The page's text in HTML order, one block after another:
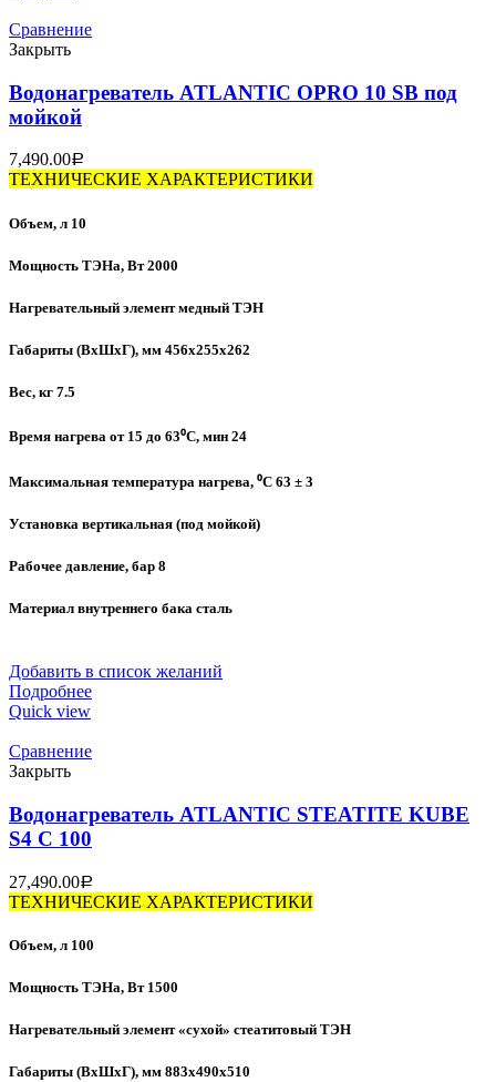
Сравнение
Закрыть
Водонагреватель ATLANTIC OPRO 10 SB под
мойкой
7,490.00Р
ТЕХНИЧЕСКИЕ ХАРАКТЕРИСТИКИ
Объем, л 10
Мощность ТЭНа, Вт 2000
Нагревательный элемент медный ТЭН
Габариты (ВхШхГ), мм 456х255х262
Вес, кг 7.5
Время нагрева от 15 до 63⁰C, мин 24
Максимальная температура нагрева, ⁰C 63 ± 3
Установка вертикальная (под мойкой)
Рабочее давление, бар 8
Материал внутреннего бака сталь
Добавить в список желаний
Подробнее
Quick view
Сравнение
Закрыть
Водонагреватель ATLANTIC STEATITE KUBE
S4 C 100
27,490.00Р
ТЕХНИЧЕСКИЕ ХАРАКТЕРИСТИКИ
Объем, л 100
Мощность ТЭНа, Вт 1500
Нагревательный элемент «сухой» стеатитовый ТЭН
Габариты (ВхШхГ), мм 883х490х510